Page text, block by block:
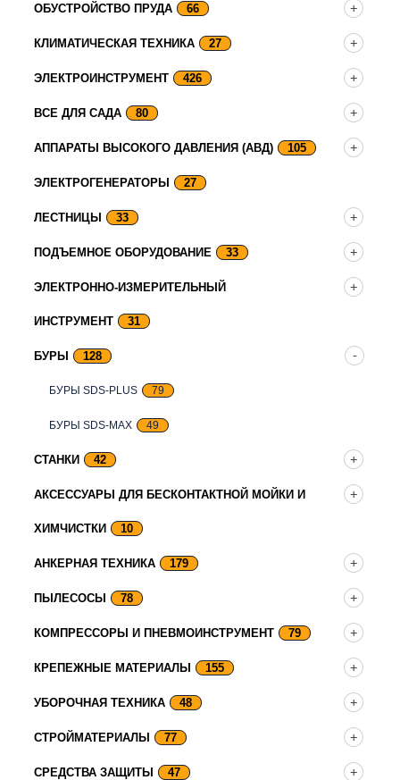
ОБУСТРОЙСТВО ПРУДА 66
КЛИМАТИЧЕСКАЯ ТЕХНИКА 27
ЭЛЕКТРОИНСТРУМЕНТ 426
ВСЕ ДЛЯ САДА 80
АППАРАТЫ ВЫСОКОГО ДАВЛЕНИЯ (АВД) 105
ЭЛЕКТРОГЕНЕРАТОРЫ 27
ЛЕСТНИЦЫ 33
ПОДЪЕМНОЕ ОБОРУДОВАНИЕ 33
ЭЛЕКТРОННО-ИЗМЕРИТЕЛЬНЫЙ
ИНСТРУМЕНТ 31
БУРЫ 128
БУРЫ SDS-PLUS 79
БУРЫ SDS-MAX 49
СТАНКИ 42
АКСЕССУАРЫ ДЛЯ БЕСКОНТАКТНОЙ МОЙКИ И
ХИМЧИСТКИ 10
АНКЕРНАЯ ТЕХНИКА 179
ПЫЛЕСОСЫ 78
КОМПРЕССОРЫ И ПНЕВМОИНСТРУМЕНТ 79
КРЕПЕЖНЫЕ МАТЕРИАЛЫ 155
УБОРОЧНАЯ ТЕХНИКА 48
СТРОЙМАТЕРИАЛЫ 77
СРЕДСТВА ЗАЩИТЫ 47